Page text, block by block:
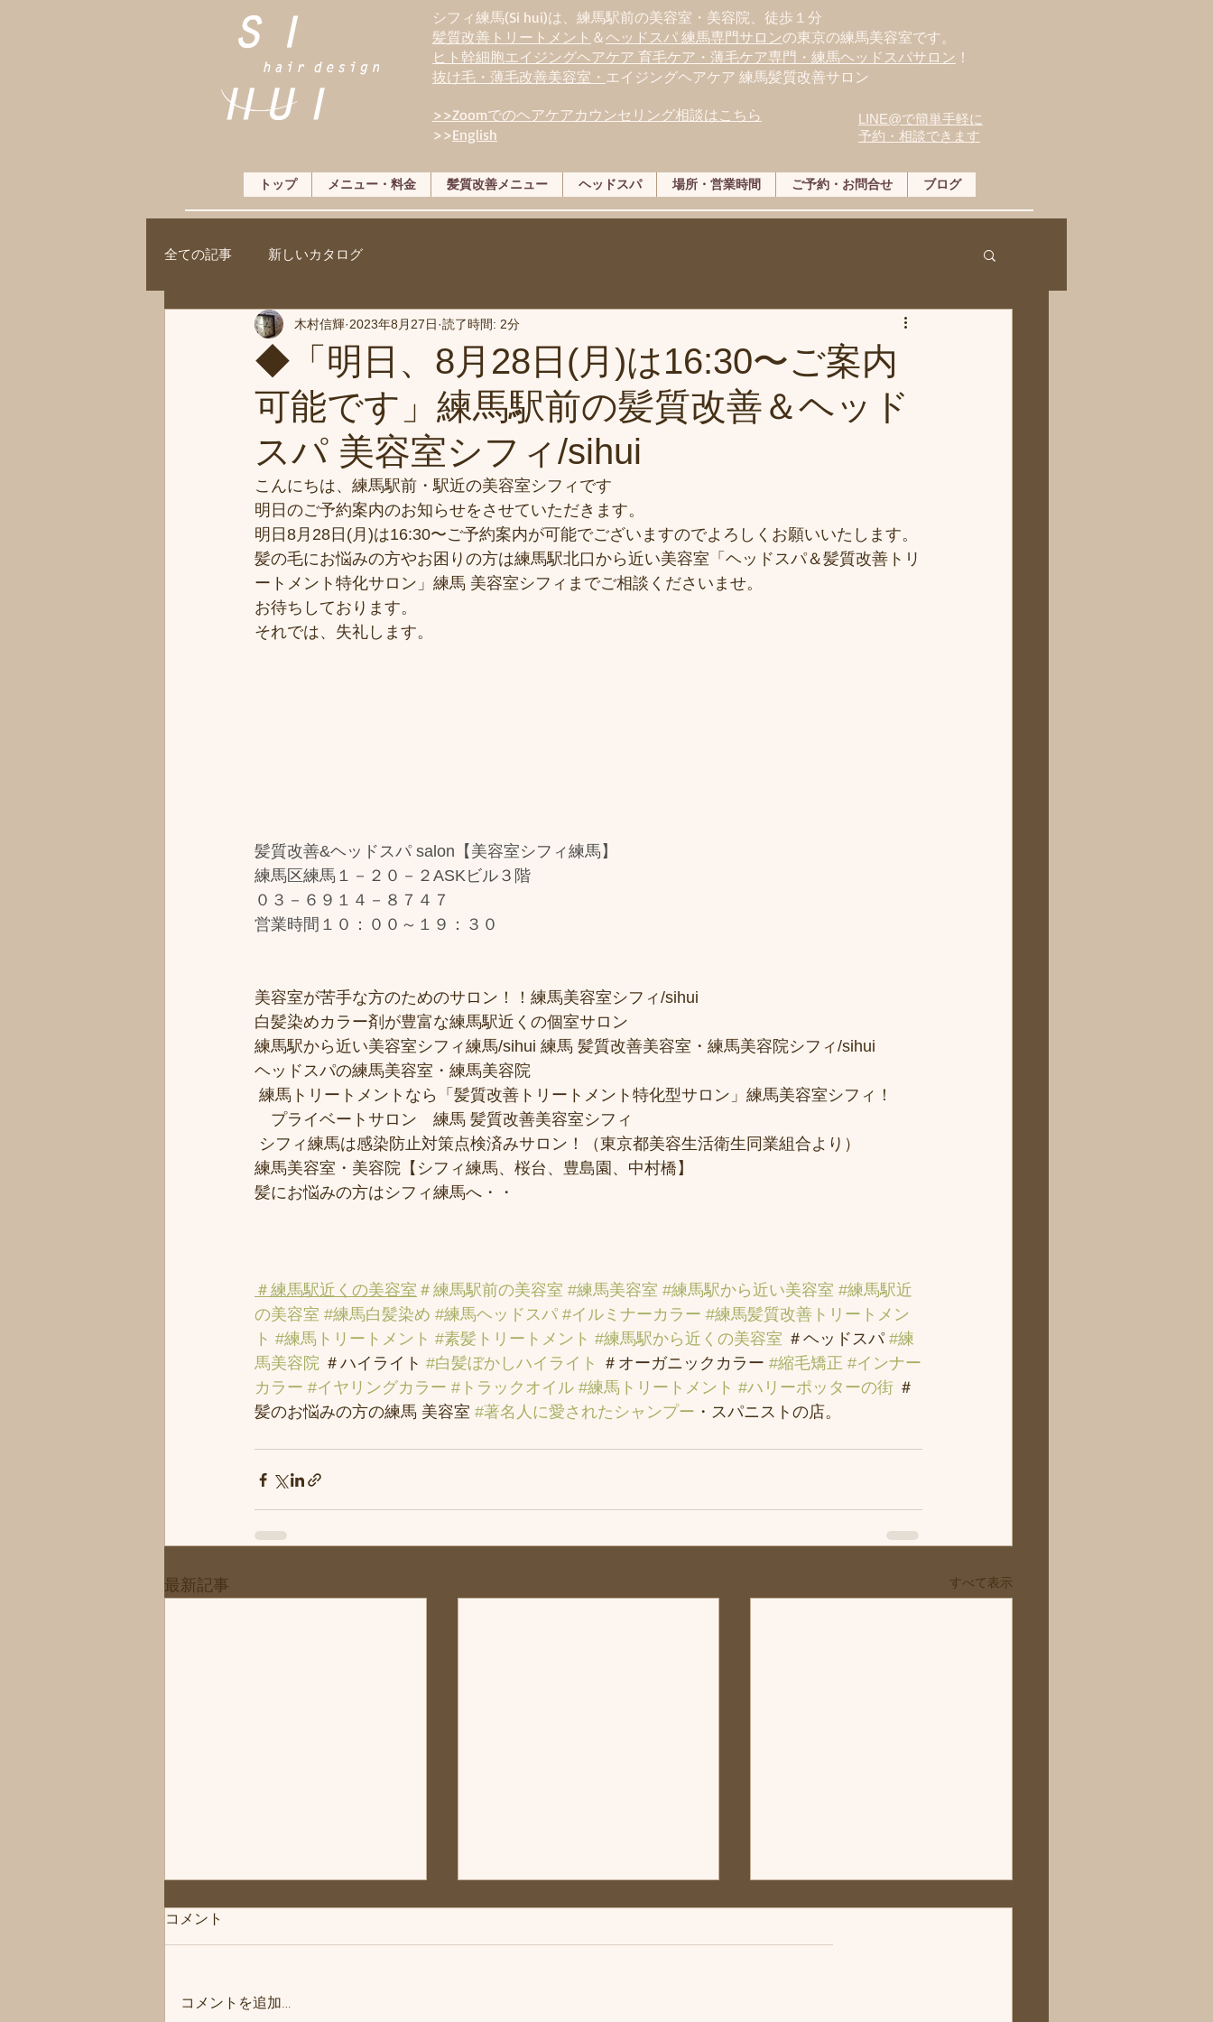
シフィ練馬(Si hui)は、 練馬駅前の美容室・美容院、徒歩１分
髪質改善トリートメント ＆ヘッドスパ 練馬専門サロンの東京の練馬美容室です。
ヒト幹細胞エイジングヘアケア 育毛ケア・薄毛ケア専門・練馬ヘッドスパサロン ！
抜け毛・薄毛改善美容室・ エイジングヘアケア 練馬髪質改善サロン
>>Zoomでのヘアケアカウンセリング相談はこちら
>>English
LINE@で簡単手軽に
予約・相談できます
トップ メニュー・料金 髪質改善メニュー ヘッドスパ 場所・営業時間 ご予約・お問合せ ブログ
全ての記事 新しいカタログ
◆「明日、8月28日(月)は16:30〜ご案内
可能です」練馬駅前の髪質改善＆ヘッド
スパ 美容室シフィ/sihui
木村信輝 2023年8月27日 読了時間: 2分
こんにちは、練馬駅前・駅近の美容室シフィです
明日のご予約案内のお知らせをさせていただきます。
明日8月28日(月)は16:30〜ご予約案内が可能でございますのでよろしくお願いいたします。
髪の毛にお悩みの方やお困りの方は練馬駅北口から近い美容室「ヘッドスパ＆髪質改善トリ
ートメント特化サロン」練馬 美容室シフィまでご相談くださいませ。
お待ちしております。
それでは、失礼します。
髪質改善&ヘッドスパ salon【美容室シフィ練馬】
練馬区練馬１－２０－２ASKビル３階
０３－６９１４－８７４７
営業時間１０：００～１９：３０
美容室が苦手な方のためのサロン！！練馬美容室シフィ/sihui
白髪染めカラー剤が豊富な練馬駅近くの個室サロン
練馬駅から近い美容室シフィ練馬/sihui 練馬 髪質改善美容室・練馬美容院シフィ/sihui
ヘッドスパの練馬美容室・練馬美容院
練馬トリートメントなら「髪質改善トリートメント特化型サロン」練馬美容室シフィ！
プライベートサロン　練馬 髪質改善美容室シフィ
シフィ練馬は感染防止対策点検済みサロン！（東京都美容生活衛生同業組合より）
練馬美容室・美容院【シフィ練馬、桜台、豊島園、中村橋】
髪にお悩みの方はシフィ練馬へ・・
＃練馬駅近くの美容室 ＃練馬駅前の美容室 #練馬美容室 #練馬駅から近い美容室 #練馬駅近
の美容室 #練馬白髪染め #練馬ヘッドスパ #イルミナーカラー #練馬髪質改善トリートメン
ト #練馬トリートメント #素髪トリートメント #練馬駅から近くの美容室 ＃ヘッドスパ #練
馬美容院 ＃ハイライト #白髪ぼかしハイライト ＃オーガニックカラー #縮毛矯正 #インナー
カラー #イヤリングカラー #トラックオイル #練馬トリートメント #ハリーポッターの街 ＃
髪のお悩みの方の練馬 美容室 #著名人に愛されたシャンプー ・スパニストの店。
最新記事 すべて表示
コメント
コメントを追加…